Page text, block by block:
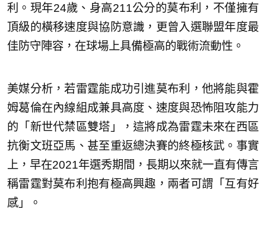
利。現年24歲、身高211公分的莫布利，不僅擁有
頂級的橫移速度與協防意識，更曾入選聯盟年度最
佳防守陣容，在球場上具備極高的戰術流動性。
美媒分析，若雷霆能成功引進莫布利，他將能與霍
姆葛倫在內線組成兼具高度、速度與恐怖阻攻能力
的「新世代禁區雙塔」，這將成為雷霆未來在西區
抗衡文班亞馬、甚至重返總決賽的終極核武。事實
上，早在2021年選秀期間，長期以來就一直有傳言
稱雷霆對莫布利抱有極高興趣，兩者可謂「互有好
感」。